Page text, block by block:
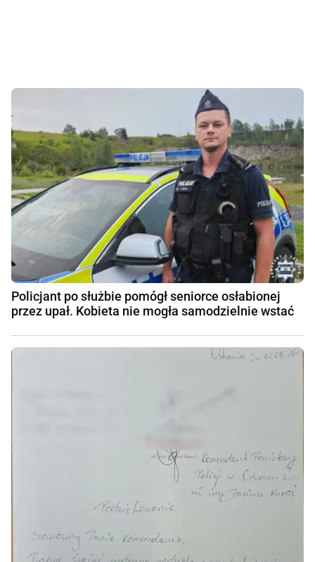
Policjant po służbie pomógł seniorce osłabionej
przez upał. Kobieta nie mogła samodzielnie wstać